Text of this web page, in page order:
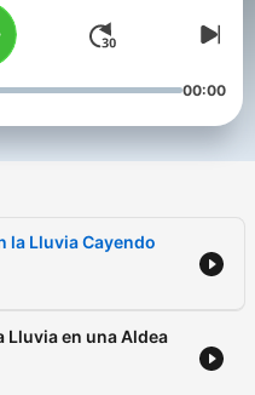
00:00
la Lluvia Cayendo
Lluvia en una Aldea